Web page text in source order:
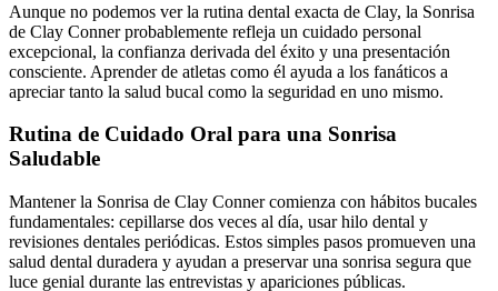
Aunque no podemos ver la rutina dental exacta de Clay, la Sonrisa
de Clay Conner probablemente refleja un cuidado personal
excepcional, la confianza derivada del éxito y una presentación
consciente. Aprender de atletas como él ayuda a los fanáticos a
apreciar tanto la salud bucal como la seguridad en uno mismo.
Rutina de Cuidado Oral para una Sonrisa
Saludable
Mantener la Sonrisa de Clay Conner comienza con hábitos bucales
fundamentales: cepillarse dos veces al día, usar hilo dental y
revisiones dentales periódicas. Estos simples pasos promueven una
salud dental duradera y ayudan a preservar una sonrisa segura que
luce genial durante las entrevistas y apariciones públicas.